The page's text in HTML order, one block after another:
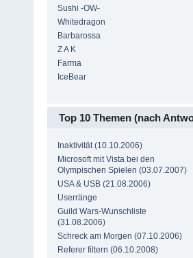
Sushi -OW-
Whitedragon
Barbarossa
Z A K
Farma
IceBear
Top 10 Themen (nach
Inaktivität (10.10.2006)
Microsoft mit Vista bei den
Olympischen Spielen (03.07.2007)
USA & USB (21.08.2006)
Userränge
Guild Wars-Wunschliste
(31.08.2006)
Schreck am Morgen (07.10.2006)
Referer filtern (06.10.2008)